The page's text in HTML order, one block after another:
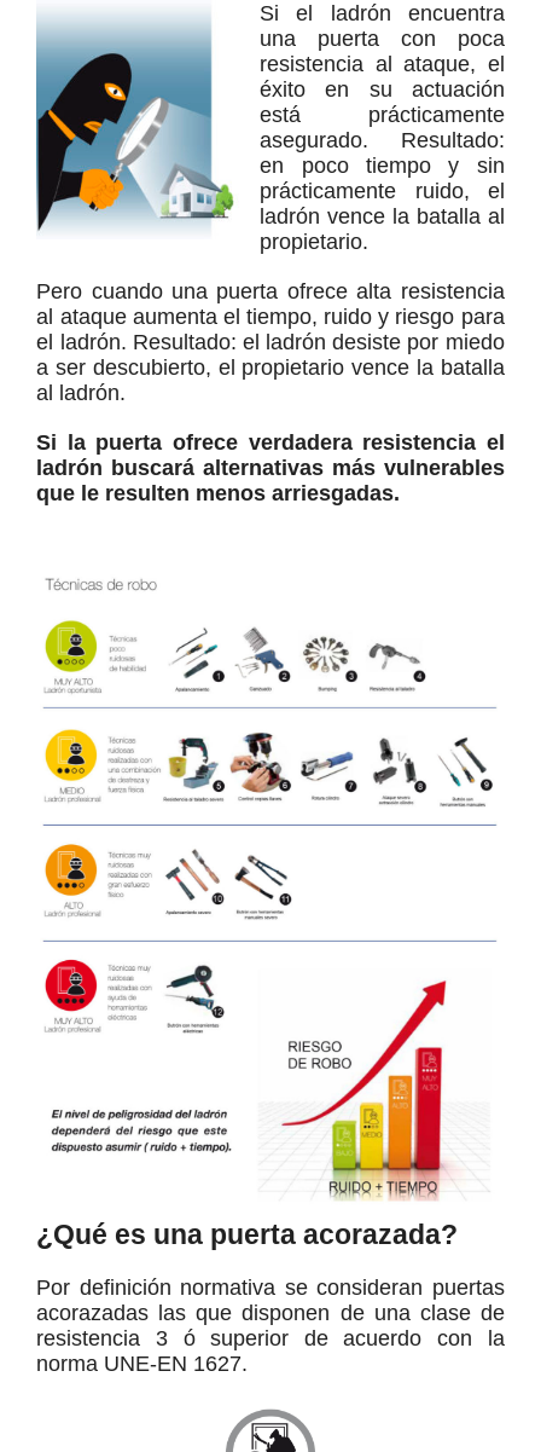
Si el ladrón encuentra
una puerta con poca
resistencia al ataque, el
éxito en su actuación
está prácticamente
asegurado. Resultado:
en poco tiempo y sin
prácticamente ruido, el
ladrón vence la batalla al
propietario.
Pero cuando una puerta ofrece alta resistencia
al ataque aumenta el tiempo, ruido y riesgo para
el ladrón. Resultado: el ladrón desiste por miedo
a ser descubierto, el propietario vence la batalla
al ladrón.
Si la puerta ofrece verdadera resistencia el
ladrón buscará alternativas más vulnerables
que le resulten menos arriesgadas.
¿Qué es una puerta acorazada?
Por definición normativa se consideran puertas
acorazadas las que disponen de una clase de
resistencia 3 ó superior de acuerdo con la
norma UNE-EN 1627.